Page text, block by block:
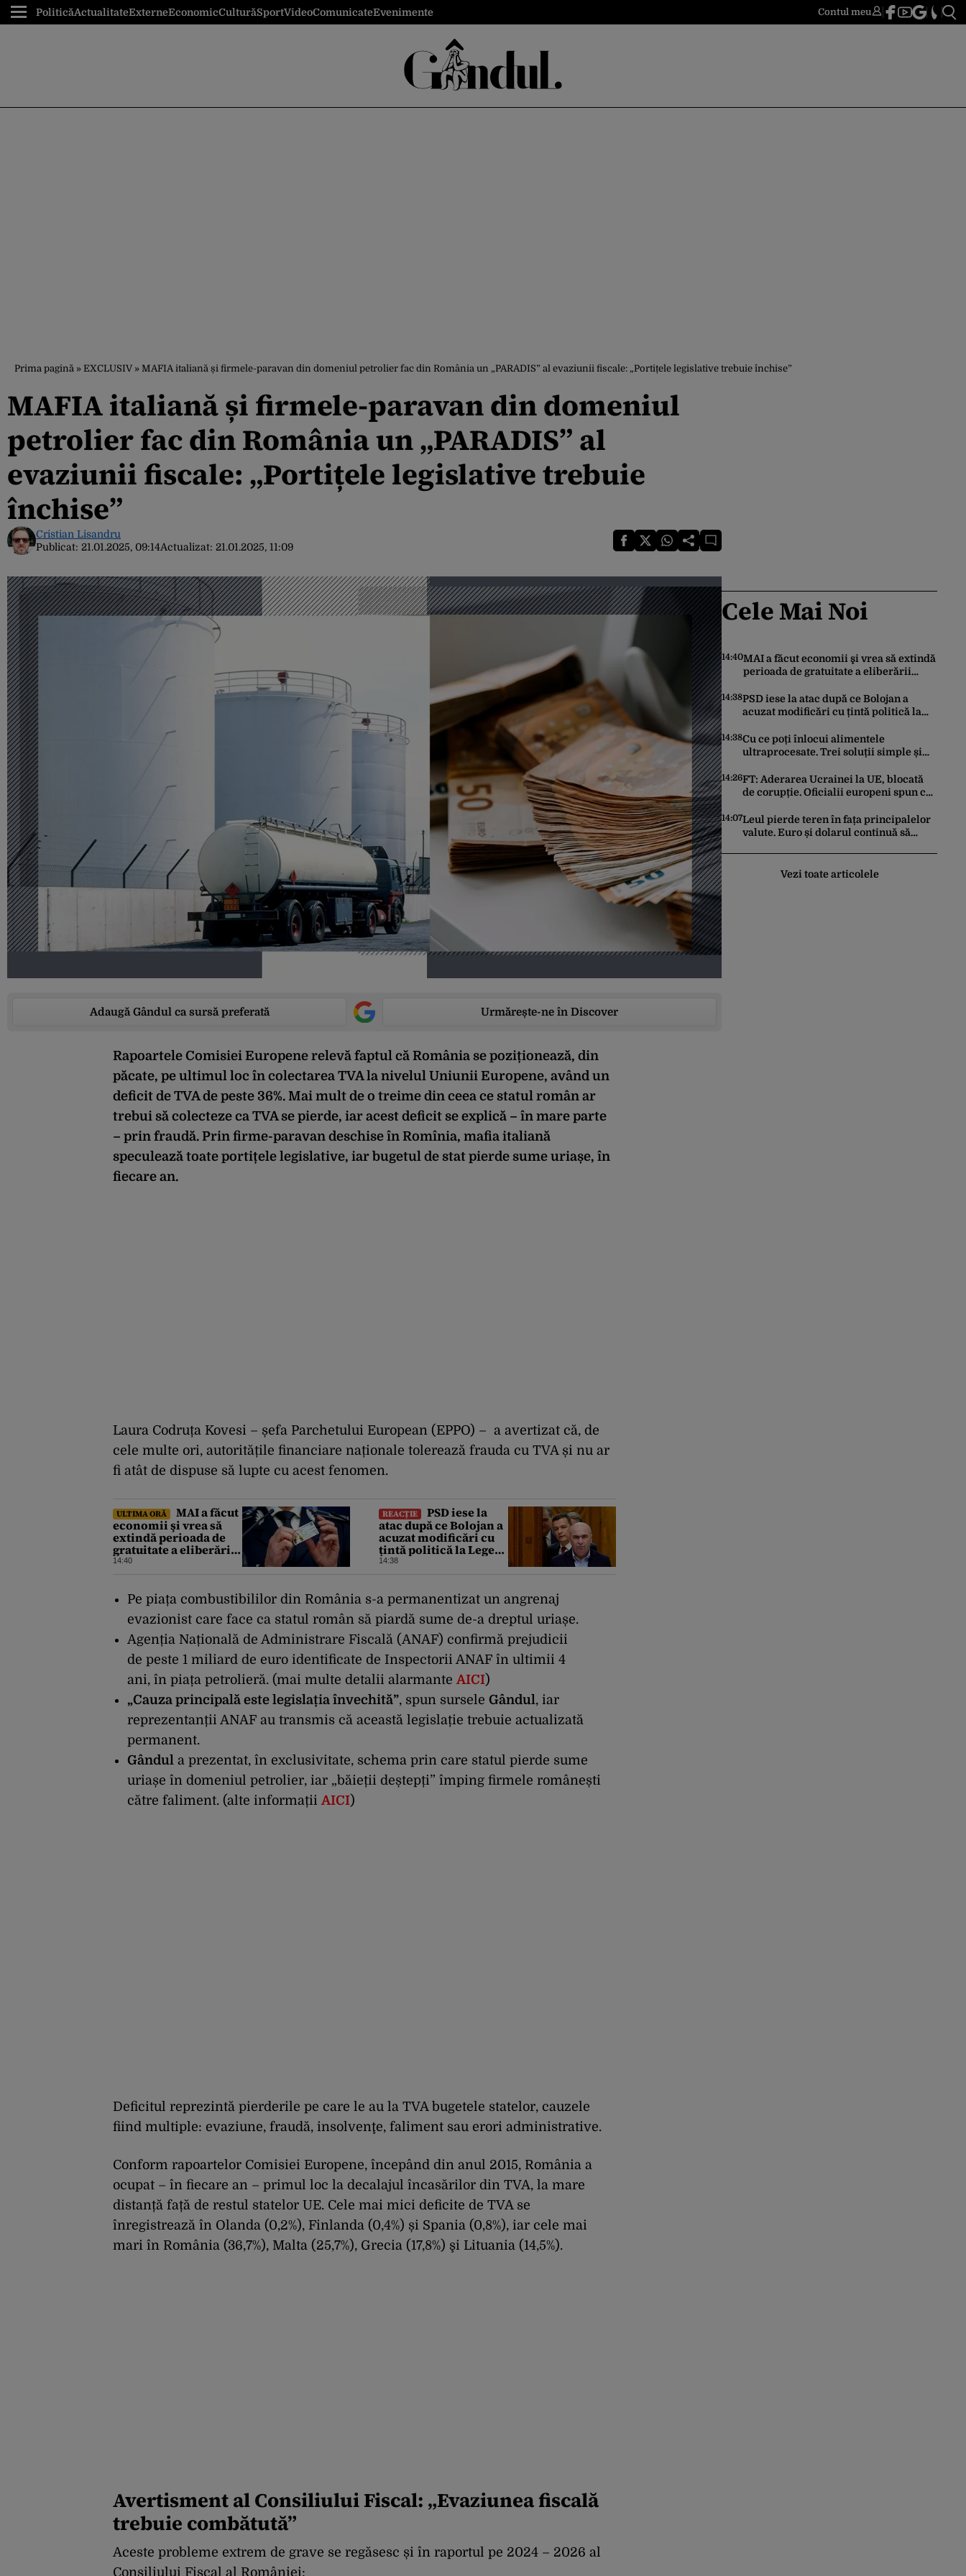
PoliticăActualitateExterneEconomicCulturăSportVideoComunicateEvenimente Contul meu
Prima pagină » EXCLUSIV » MAFIA italiană și firmele-paravan din domeniul petrolier fac din România un „PARADIS” al evaziunii fiscale: „Portițele legislative trebuie închise”
MAFIA italiană și firmele-paravan din domeniul
petrolier fac din România un „PARADIS” al
evaziunii fiscale: „Portițele legislative trebuie
închise”
Cristian Lisandru
Publicat: 21.01.2025, 09:14Actualizat: 21.01.2025, 11:09
Adaugă Gândul ca sursă preferată Urmărește-ne în Discover
Rapoartele Comisiei Europene relevă faptul că România se poziționează, din
păcate, pe ultimul loc în colectarea TVAla nivelul Uniunii Europene, având un
deficit de TVA de peste 36%. Mai mult de o treime din ceea ce statul român ar
trebui să colecteze ca TVA se pierde, iar acest deficit se explică – în mare parte
– prin fraudă. Prin firme-paravan deschise în Romînia, mafia italiană
speculează toate portițele legislative, iar bugetul de stat pierde sume uriașe, în
fiecare an.
Laura Codruța Kovesi – șefa Parchetului European (EPPO) – a avertizat că, de
cele multe ori, autoritățile financiare naționale tolerează frauda cu TVA și nu ar
fi atât de dispuse să lupte cu acest fenomen.
ULTIMA ORĂ
MAI a făcut
economii şi vrea să
extindă perioada de
gratuitate a eliberării
cărţilor de identitate
14:40
REACȚIE
PSD iese la
atac după ce Bolojan a
acuzat modificări cu
țintă politică la Legea
ANI: O minciună
culpa PNL-USR
14:38
Pe piața combustibililor din România s-a permanentizat un angrenaj
evazionist care face ca statul român să piardă sume de-a dreptul uriașe.
Agenția Națională de Administrare Fiscală (ANAF) confirmă prejudicii
de peste 1 miliard de euro identificate de Inspectorii ANAF în ultimii 4
ani, în piața petrolieră. (mai multe detalii alarmanteAICI)
„Cauza principală este legislația învechită”, spun sursele Gândul, iar
reprezentanții ANAF au transmis că această legislație trebuie actualizată
permanent.
Gândul a prezentat, în exclusivitate, schema prin care statul pierde sume
uriașe în domeniul petrolier, iar „băieții deștepți” împing firmele românești
către faliment. (alte informațiiAICI)
Deficitul reprezintă pierderile pe care le au la TVA bugetele statelor, cauzele
fiind multiple: evaziune, fraudă, insolvenţe, faliment sau erori administrative.
Conform rapoartelor Comisiei Europene, începând din anul 2015, România a
ocupat – în fiecare an – primul loc la decalajul încasărilor din TVA, la mare
distanță față de restul statelor UE. Cele mai mici deficite de TVA se
înregistrează în Olanda (0,2%), Finlanda (0,4%) și Spania (0,8%), iar cele mai
mari în România (36,7%), Malta (25,7%), Grecia (17,8%) şi Lituania (14,5%).
Avertisment al Consiliului Fiscal: „Evaziunea fiscală
trebuie combătută”
Aceste probleme extrem de grave se regăsesc și în raportul pe 2024 – 2026 al
Consiliului Fiscal al României:
Cele Mai Noi
14:40MAI a făcut economii şi vrea să extindă
perioada de gratuitate a eliberării
14:38PSD iese la atac după ce Bolojan a
acuzat modificări cu țintă politică la
care încearcă să acopere culpa PNL-
USR
14:38Cu ce poți înlocui alimentele
ultraprocesate. Trei soluții simple și
14:26FT: Aderarea Ucrainei la UE, blocată
de corupție. Oficialii europeni spun că
14:07Leul pierde teren în fața principalelor
valute. Euro și dolarul continuă să
Vezi toate articolele